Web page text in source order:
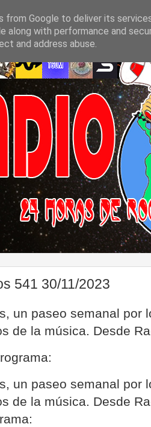
541 30/11/2023
un paseo semanal por
de la música. Desde
un paseo semanal por
de la música. Desde
from Google to deliver its
along with performance and
and address abuse.